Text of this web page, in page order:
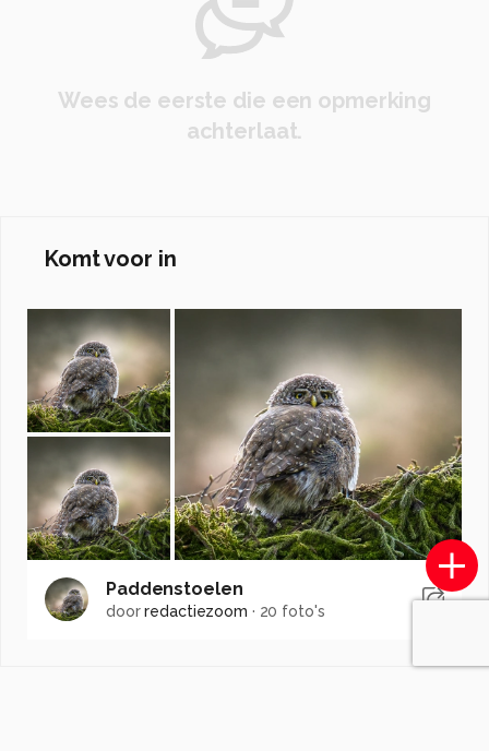
Wees de eerste die een opmerking
achterlaat.
Komt voor in
Paddenstoelen
doorredactiezoom · 20 foto's